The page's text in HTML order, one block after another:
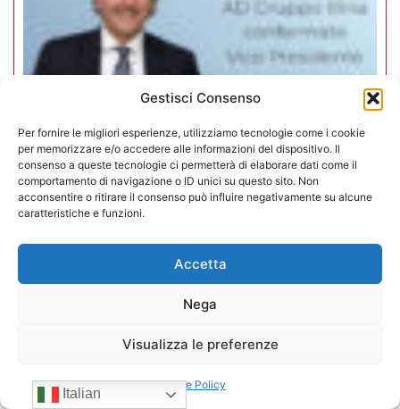
Gestisci Consenso
Per fornire le migliori esperienze, utilizziamo tecnologie come i cookie
per memorizzare e/o accedere alle informazioni del dispositivo. Il
consenso a queste tecnologie ci permetterà di elaborare dati come il
comportamento di navigazione o ID unici su questo sito. Non
acconsentire o ritirare il consenso può influire negativamente su alcune
caratteristiche e funzioni.
Accetta
Nega
Visualizza le preferenze
Cookie Policy
Mario Toniutti confermato Vice
Presidente di CONFIDA per il
quadriennio 2026-2030
15/07/2026
Italian